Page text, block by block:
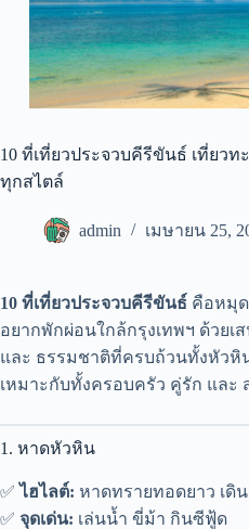
10 ที่เที่ยวประจวบคีรีขันธ์ เที่ยวท
ทุกสไตล์
admin เมษายน 25,
10 ที่เที่ยวประจวบคีรีขันธ์ คือหมุ
อยากพักผ่อนใกล้กรุงเทพฯ ด้วยเ
และ ธรรมชาติที่ครบถ้วนทั้งหัวหิ
เหมาะกับทั้งครอบครัว คู่รัก และ
1. หาดหัวหิน
✅ไฮไลต์: หาดทรายทอดยาว เดิ
✅ จุดเด่น: เล่นน้ำ ขี่ม้า กินซีฟู้ด